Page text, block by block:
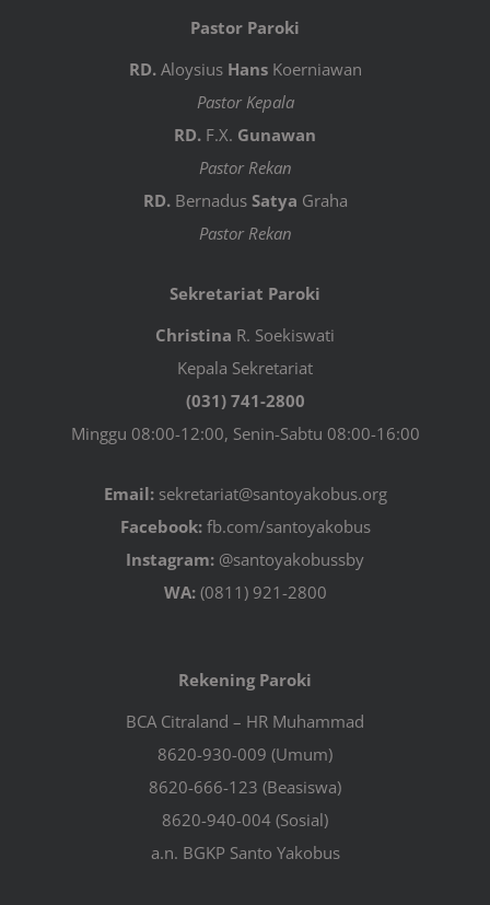
Pastor Paroki
RD.Aloysius HansKoerniawan
Pastor Kepala
RD. F.X. Gunawan
Pastor Rekan
RD.Bernadus Satya Graha
Pastor Rekan
Sekretariat Paroki
Christina R. Soekiswati
Kepala Sekretariat
(031) 741-2800
Minggu 08:00-12:00, Senin-Sabtu 08:00-16:00
Email:sekretariat@santoyakobus.org
Facebook:fb.com/santoyakobus
Instagram: @santoyakobussby
WA:(0811) 921-2800
Rekening Paroki
BCA Citraland – HR Muhammad
8620-930-009 (Umum)
8620-666-123 (Beasiswa)
8620-940-004 (Sosial)
a.n. BGKP Santo Yakobus